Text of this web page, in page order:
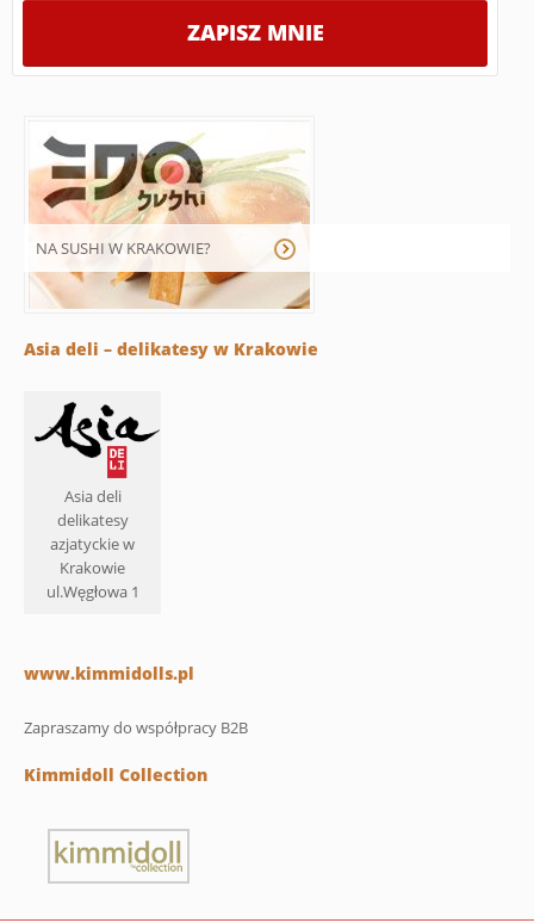
NA SUSHI W KRAKOWIE?
Asia deli – delikatesy w Krakowie
Asia deli
delikatesy
azjatyckie w
Krakowie
ul.Węgłowa 1
www.kimmidolls.pl
Zapraszamy do współpracy B2B
Kimmidoll Collection